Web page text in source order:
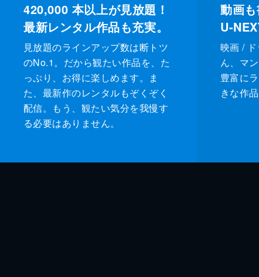
420,000 本以上が見放題！
最新レンタル作品も充実。
見放題のラインアップ数は断トツ
のNo.1。だから観たい作品を、た
っぷり、お得に楽しめます。ま
た、最新作のレンタルもぞくぞく
配信。もう、観たい気分を我慢す
る必要はありません。
動画
U-
映画 /
ん、マ
豊富に
きな作